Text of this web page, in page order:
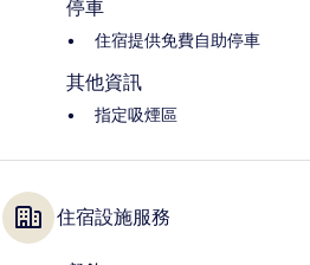
停車
住宿提供免費自助停車
其他資訊
指定吸煙區
住宿設施服務